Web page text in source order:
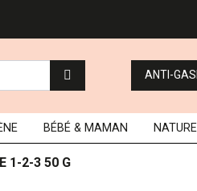
ANTI-
BÉBÉ & MAMAN
1-2-3 50 G